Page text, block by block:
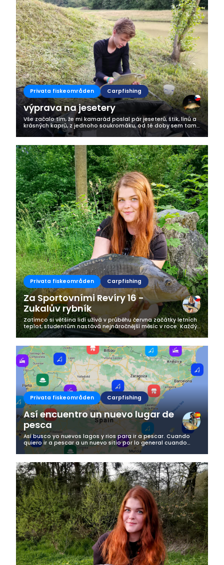
Privata fiskeområden Carpfishing
výprava na jesetery
Vše začalo tím, že mi kamarád poslal pár jeseterů, štik, línů a
krásných kaprů, z jednoho soukromáku, od té doby sem tam
potřeboval jet na ryby, ale obzvlášť na jesetery. Mamce jsem
řekl po nějaké...
Privata fiskeområden Carpfishing
Za Sportovními Revíry 16 -
Zukalův rybník
Zatímco si většina lidí užívá v průběhu června začátky letních
teplot, studentům nastává nejnáročnější měsíc v roce. Každý
si užívá toto krásné počasí jinak, my rybáři samozřejmě u
vody, kdy si...
Privata fiskeområden Carpfishing
Así encuentro un nuevo lugar de
pesca
Así busco yo nuevos lagos y rios para ir a pescar. Cuando
quiero ir a pescar a un nuevo sitio por lo general cuando
quiero hacer viajes a países que todavía no he viajado
siempre uso esta...